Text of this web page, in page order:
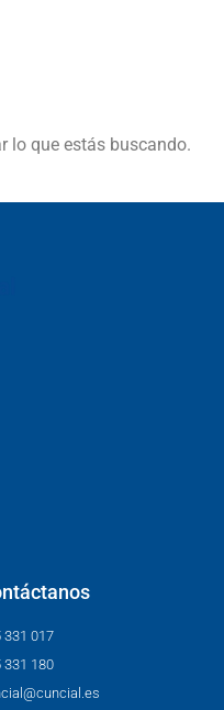
lo que estás buscando.
331 017
331 180